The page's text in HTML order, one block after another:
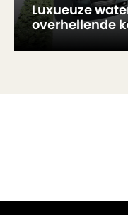
Luxueuze
overhellende